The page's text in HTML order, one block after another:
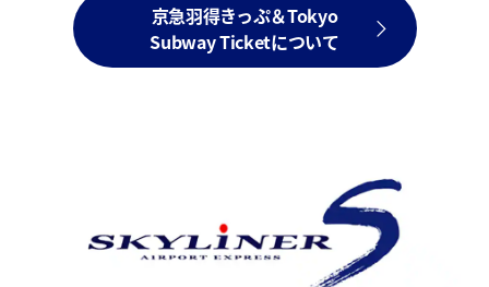
京急羽得きっぷ＆Tokyo
Subway Ticketについて